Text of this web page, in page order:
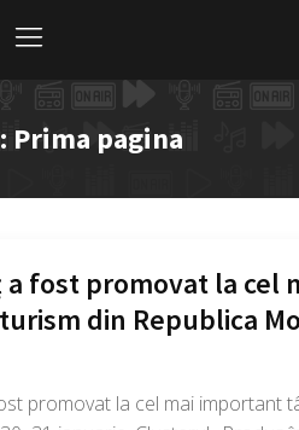
Prima pagina
fost promovat la cel
turism din Republica
promovat la cel mai important